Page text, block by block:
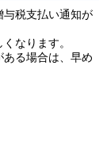
与税支払い通知が
なります。
る場合は、早め